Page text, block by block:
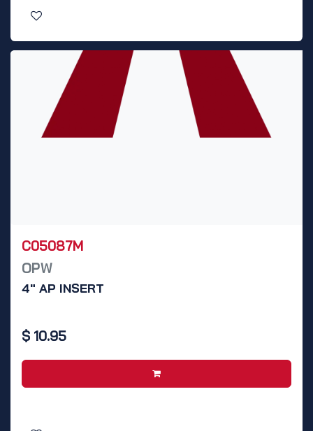
C05087M
OPW
4" AP INSERT
$ 10.95